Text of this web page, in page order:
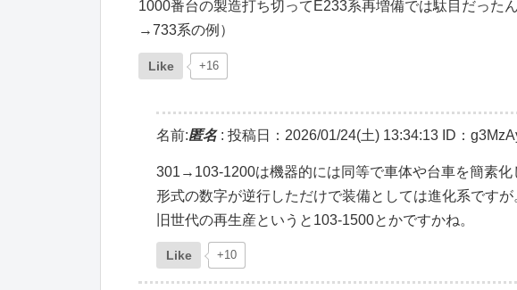
1000番台の製造打ち切ってE233系再増備では駄目だっ
→733系の例）
Like +16
名前:匿名: 投稿日：2026/01/24(土) 13:34:13 ID：
301→103-1200は機器的には同等で車体や台車を簡素
形式の数字が逆行しただけで装備としては進化系ですが
旧世代の再生産というと103-1500とかですかね。
Like +10